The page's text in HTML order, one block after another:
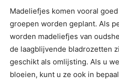
Madeliefjes komen vooral
groepen worden geplant. Als
worden madeliefjes van
de laagblijvende bladrozetten
geschikt als omlijsting. Als u
bloeien, kunt u ze ook in